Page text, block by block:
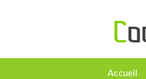
Accueil